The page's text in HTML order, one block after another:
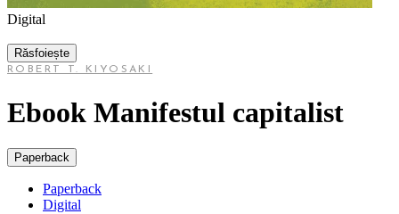
Digital
Răsfoiește
ROBERT T. KIYOSAKI
Ebook Manifestul capitalist
Paperback
Paperback
Digital